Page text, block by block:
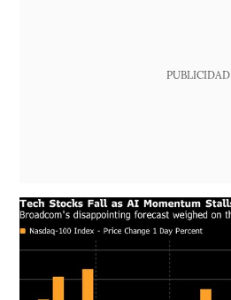
PUBLICIDAD